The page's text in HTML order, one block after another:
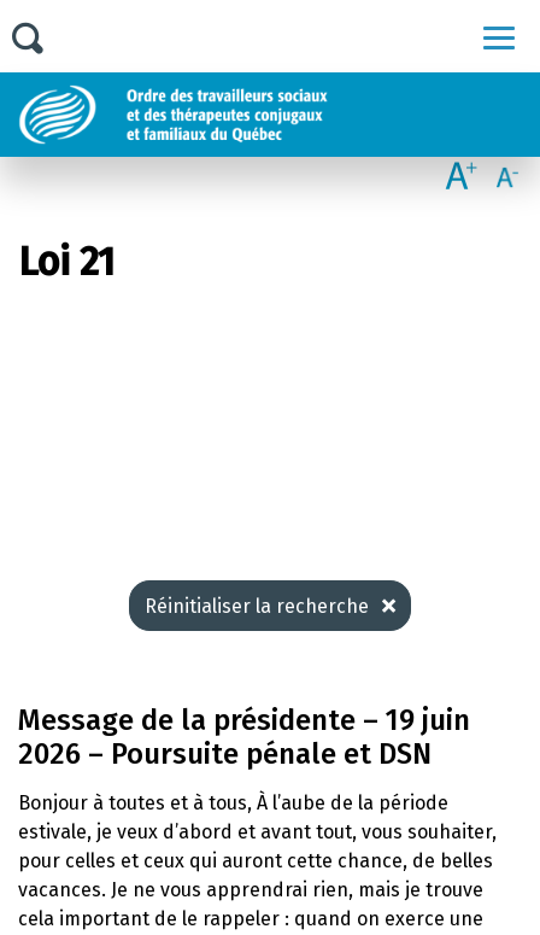
Loi 21
Réinitialiser la recherche
Message de la présidente – 19 juin
2026 – Poursuite pénale et DSN
Bonjour à toutes et à tous, À l’aube de la période
estivale, je veux d’abord et avant tout, vous souhaiter,
pour celles et ceux qui auront cette chance, de belles
vacances. Je ne vous apprendrai rien, mais je trouve
cela important de le rappeler : quand on exerce une